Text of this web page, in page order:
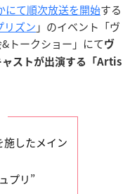
にて順次放送を開始する
リズン 」のイベント「ヴ
トークショー」にてヴ
ャストが出演する「Artis
施したメイン
プリ”